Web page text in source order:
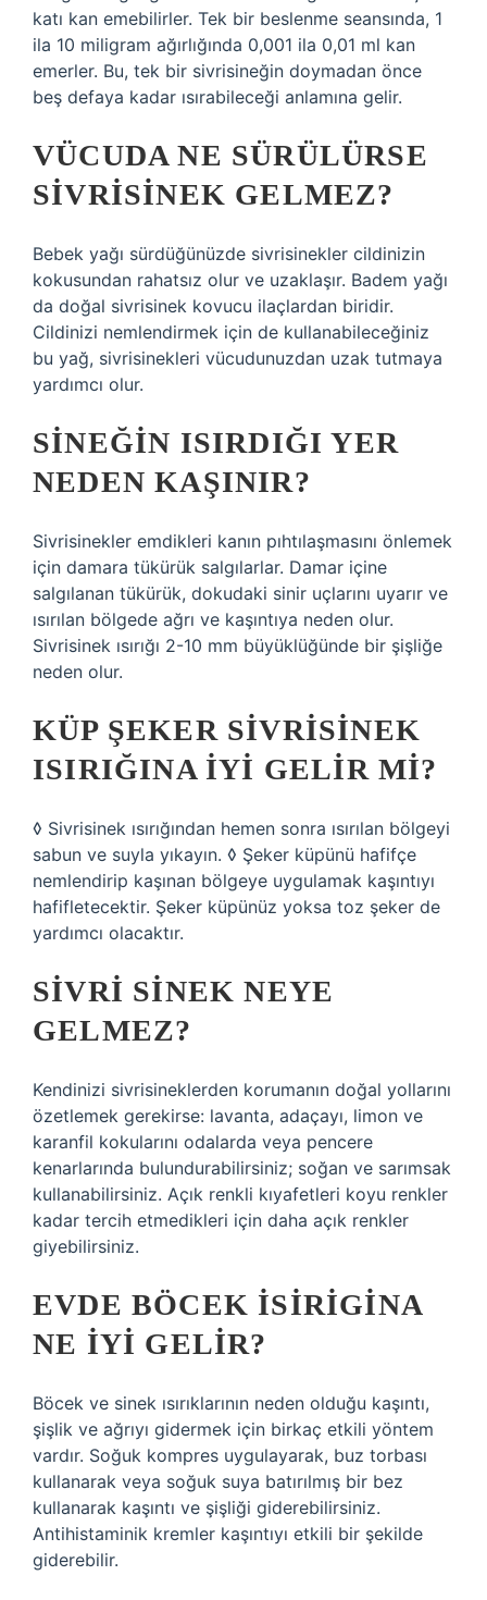
katı kan emebilirler. Tek bir beslenme seansında, 1
ila 10 miligram ağırlığında 0,001 ila 0,01 ml kan
emerler. Bu, tek bir sivrisineğin doymadan önce
beş defaya kadar ısırabileceği anlamına gelir.
VÜCUDA NE SÜRÜLÜRSE
SIVRISINEK GELMEZ?
Bebek yağı sürdüğünüzde sivrisinekler cildinizin
kokusundan rahatsız olur ve uzaklaşır. Badem yağı
da doğal sivrisinek kovucu ilaçlardan biridir.
Cildinizi nemlendirmek için de kullanabileceğiniz
bu yağ, sivrisinekleri vücudunuzdan uzak tutmaya
yardımcı olur.
SINEĞIN ISIRDIĞI YER
NEDEN KAŞINIR?
Sivrisinekler emdikleri kanın pıhtılaşmasını önlemek
için damara tükürük salgılarlar. Damar içine
salgılanan tükürük, dokudaki sinir uçlarını uyarır ve
ısırılan bölgede ağrı ve kaşıntıya neden olur.
Sivrisinek ısırığı 2-10 mm büyüklüğünde bir şişliğe
neden olur.
KÜP ŞEKER SIVRISINEK
ISIRIĞINA IYI GELIR MI?
◊ Sivrisinek ısırığından hemen sonra ısırılan bölgeyi
sabun ve suyla yıkayın. ◊ Şeker küpünü hafifçe
nemlendirip kaşınan bölgeye uygulamak kaşıntıyı
hafifletecektir. Şeker küpünüz yoksa toz şeker de
yardımcı olacaktır.
SIVRI SINEK NEYE
GELMEZ?
Kendinizi sivrisineklerden korumanın doğal yollarını
özetlemek gerekirse: lavanta, adaçayı, limon ve
karanfil kokularını odalarda veya pencere
kenarlarında bulundurabilirsiniz; soğan ve sarımsak
kullanabilirsiniz. Açık renkli kıyafetleri koyu renkler
kadar tercih etmedikleri için daha açık renkler
giyebilirsiniz.
EVDE BÖCEK ISIRIGINA
NE IYI GELIR?
Böcek ve sinek ısırıklarının neden olduğu kaşıntı,
şişlik ve ağrıyı gidermek için birkaç etkili yöntem
vardır. Soğuk kompres uygulayarak, buz torbası
kullanarak veya soğuk suya batırılmış bir bez
kullanarak kaşıntı ve şişliği giderebilirsiniz.
Antihistaminik kremler kaşıntıyı etkili bir şekilde
giderebilir.